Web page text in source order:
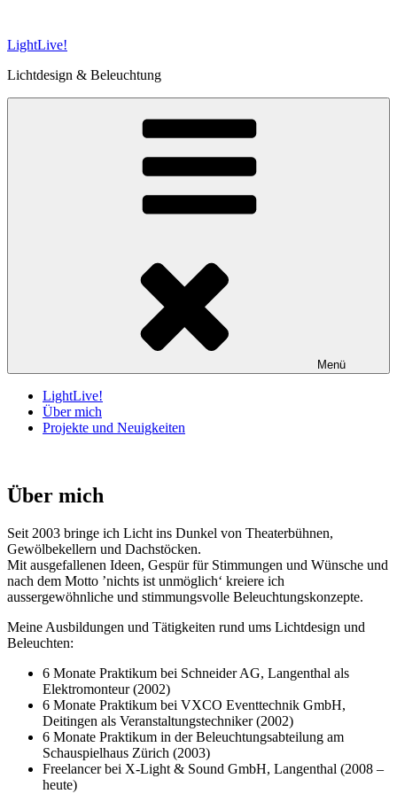
springen
LightLive!
Lichtdesign & Beleuchtung
Menü
LightLive!
Über mich
Projekte und Neuigkeiten
Über mich
Seit 2003 bringe ich Licht ins Dunkel von Theaterbühnen,
Gewölbekellern und Dachstöcken.
Mit ausgefallenen Ideen, Gespür für Stimmungen und Wünsche und
nach dem Motto ’nichts ist unmöglich‘ kreiere ich
aussergewöhnliche und stimmungsvolle Beleuchtungskonzepte.
Meine Ausbildungen und Tätigkeiten rund ums Lichtdesign und
Beleuchten:
6 Monate Praktikum bei Schneider AG, Langenthal als
Elektromonteur (2002)
6 Monate Praktikum bei VXCO Eventtechnik GmbH,
Deitingen als Veranstaltungstechniker (2002)
6 Monate Praktikum in der Beleuchtungsabteilung am
Schauspielhaus Zürich (2003)
Freelancer bei X-Light & Sound GmbH, Langenthal (2008 –
heute)